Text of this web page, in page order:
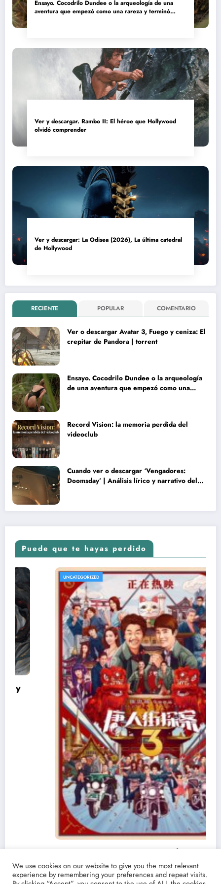
Ensayo. Cocodrilo Dundee o la arqueología de una
aventura que empezó como una rareza y terminó
Ver y descargar. Rambo II: El héroe que Hollywood
olvidó comprender
Ver y descargar: La Odisea (2026), La última catedral
de Hollywood
RECIENTE POPULAR COMENTARIO
Ver o descargar Avatar 3, Fuego y ceniza: El
crepitar de Pandora | torrent
Ensayo. Cocodrilo Dundee o la arqueología
de una aventura que empezó como una
Record Vision: la memoria perdida del
videoclub
Cuando ver o descargar ‘Vengadores:
Doomsday’ | Análisis lírico y narrativo del
Puede que te hayas perdido
UNCATEGORIZED
Ver y Descargar ‘Detective Chinatown 3’ |
Torrent castellano español | La película china
que supera en taquillla a Endgame
19/03/2021 lucenpop
We use cookies on our website to give you the most relevant
experience by remembering your preferences and repeat visits.